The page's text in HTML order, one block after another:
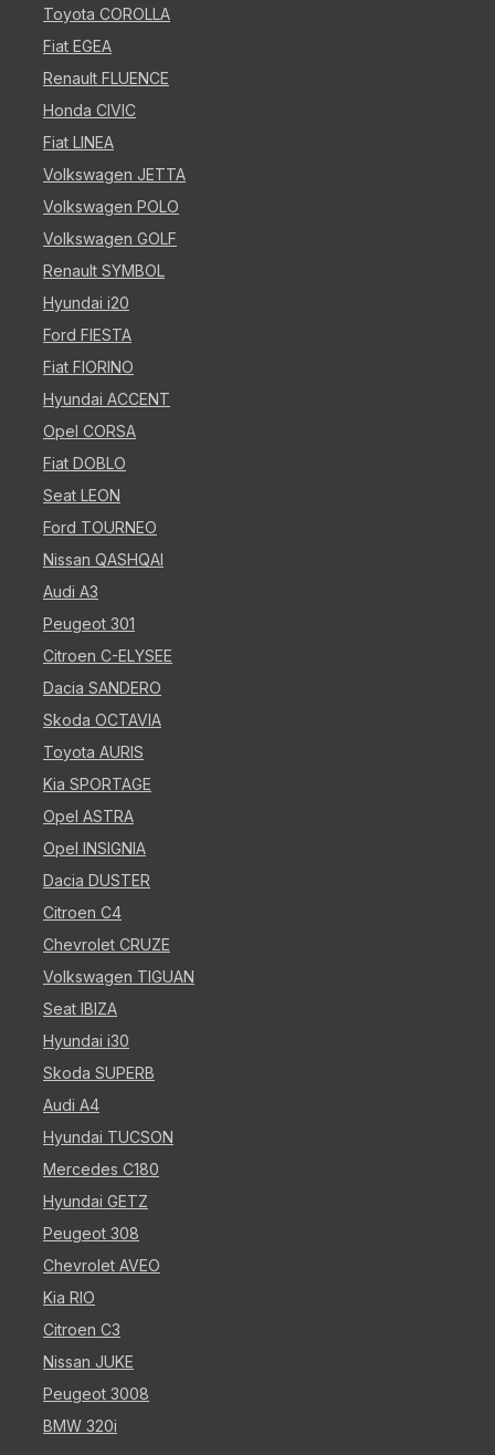
Toyota COROLLA
Fiat EGEA
Renault FLUENCE
Honda CIVIC
Fiat LINEA
Volkswagen JETTA
Volkswagen POLO
Volkswagen GOLF
Renault SYMBOL
Hyundai i20
Ford FIESTA
Fiat FIORINO
Hyundai ACCENT
Opel CORSA
Fiat DOBLO
Seat LEON
Ford TOURNEO
Nissan QASHQAI
Audi A3
Peugeot 301
Citroen C-ELYSEE
Dacia SANDERO
Skoda OCTAVIA
Toyota AURIS
Kia SPORTAGE
Opel ASTRA
Opel INSIGNIA
Dacia DUSTER
Citroen C4
Chevrolet CRUZE
Volkswagen TIGUAN
Seat IBIZA
Hyundai i30
Skoda SUPERB
Audi A4
Hyundai TUCSON
Mercedes C180
Hyundai GETZ
Peugeot 308
Chevrolet AVEO
Kia RIO
Citroen C3
Nissan JUKE
Peugeot 3008
BMW 320i